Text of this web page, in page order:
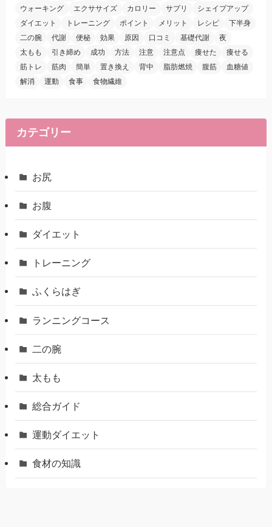
ウォーキング
エクササイズ カロリー サプリ
シェイプアップ
ダイエット
トレーニング ポイント メリット レシピ
下半身
二の腕
代謝 便秘 効果 原因 口コミ 基礎代謝
夜
太もも
引き締め 成功 方法 注意 注意点 痩せた
痩せる
筋トレ
筋肉 簡単 置き換え 背中 脂肪燃焼 腹筋
血糖値
解消
運動 食事 食物繊維
カテゴリー
お尻
お腹
ダイエット
トレーニング
ふくらはぎ
ランニングコース
二の腕
太もも
総合ガイド
運動ダイエット
食材の知識